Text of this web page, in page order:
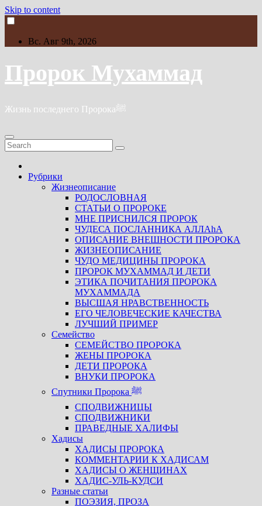
Skip to content
Вс. Авг 9th, 2026
Пророк Мухаммад
Жизнь последнего Пророкаﷺ
Рубрики
Жизнеописание
РОДОСЛОВНАЯ
СТАТЬИ О ПРОРОКЕ
МНЕ ПРИСНИЛСЯ ПРОРОК
ЧУДЕСА ПОСЛАННИКА АЛЛАhА
ОПИСАНИЕ ВНЕШНОСТИ ПРОРОКА
ЖИЗНЕОПИСАНИЕ
ЧУДО МЕДИЦИНЫ ПРОРОКА
ПРОРОК МУХАММАД И ДЕТИ
ЭТИКА ПОЧИТАНИЯ ПРОРОКА
МУХАММАДА
ВЫСШАЯ НРАВСТВЕННОСТЬ
ЕГО ЧЕЛОВЕЧЕСКИЕ КАЧЕСТВА
ЛУЧШИЙ ПРИМЕР
Семейство
СЕМЕЙСТВО ПРОРОКА
ЖЕНЫ ПРОРОКА
ДЕТИ ПРОРОКА
ВНУКИ ПРОРОКА
Спутники Пророка ﷺ
СПОДВИЖНИЦЫ
СПОДВИЖНИКИ
ПРАВЕДНЫЕ ХАЛИФЫ
Хадисы
ХАДИСЫ ПРОРОКА
КОММЕНТАРИИ К ХАДИСАМ
ХАДИСЫ О ЖЕНЩИНАХ
ХАДИС-УЛЬ-КУДСИ
Разные статьи
ПОЭЗИЯ, ПРОЗА